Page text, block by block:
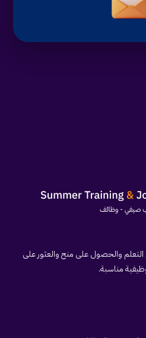
والحصول على منح والعثور على
مناسبة.